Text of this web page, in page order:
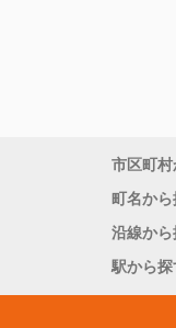
市区町
町名から
沿線から
駅から探